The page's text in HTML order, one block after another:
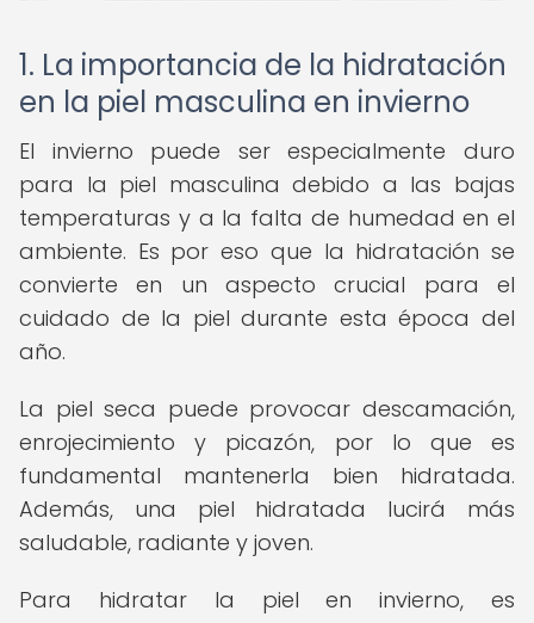
1. La importancia de la hidratación
en la piel masculina en invierno
El invierno puede ser especialmente duro
para la piel masculina debido a las bajas
temperaturas y a la falta de humedad en el
ambiente. Es por eso que la hidratación se
convierte en un aspecto crucial para el
cuidado de la piel durante esta época del
año.
La piel seca puede provocar descamación,
enrojecimiento y picazón, por lo que es
fundamental mantenerla bien hidratada.
Además, una piel hidratada lucirá más
saludable, radiante y joven.
Para hidratar la piel en invierno, es